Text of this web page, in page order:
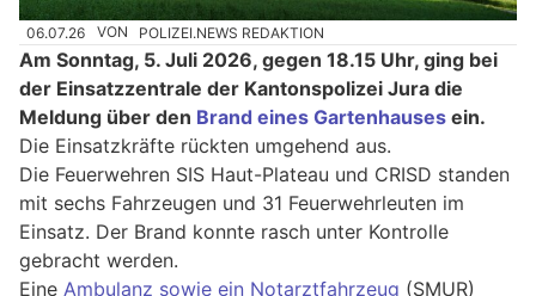
06.07.26 VON POLIZEI.NEWS REDAKTION
Am Sonntag, 5. Juli 2026, gegen 18.15 Uhr, ging bei
der Einsatzzentrale der Kantonspolizei Jura die
Meldung über den Brand eines Gartenhauses ein.
Die Einsatzkräfte rückten umgehend aus.
Die Feuerwehren SIS Haut-Plateau und CRISD standen
mit sechs Fahrzeugen und 31 Feuerwehrleuten im
Einsatz. Der Brand konnte rasch unter Kontrolle
gebracht werden.
Eine Ambulanz sowie ein Notarztfahrzeug (SMUR)